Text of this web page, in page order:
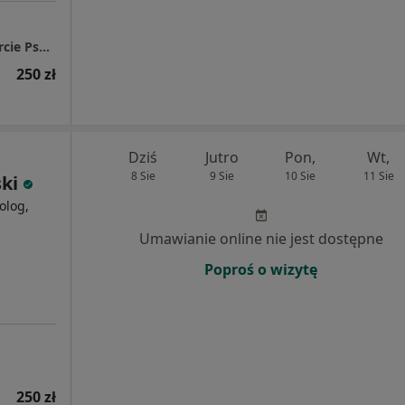
Labradoryt POZNAŃ - Psychoterapia i Wsparcie Psychologiczne
250 zł
250 zł
Dziś
8 Sie
Jutro
9 Sie
Pon,
10 Sie
Wt,
11 Sie
Umawianie online nie jest dostępne
Poproś o wizytę